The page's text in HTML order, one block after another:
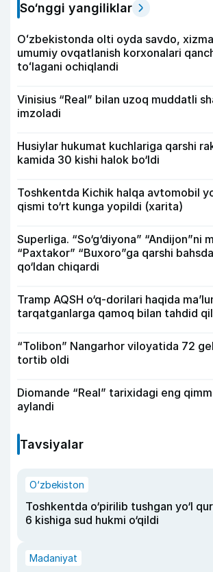
So‘nggi yangiliklar
Oʻzbekistonda olti oyda savdo,
umumiy ovqatlanish korxonalari
toʻlagani ochiqlandi
Vinisius “Real” bilan uzoq muddatli
imzoladi
Husiylar hukumat kuchlariga qarshi
kamida 30 kishi halok bo‘ldi
Toshkentda Kichik halqa avtomobil
qismi to‘rt kunga yopildi (xarita)
Superliga. “So‘g‘diyona” “Andijon”ni
“Paxtakor” “Buxoro”ga qarshi
qo‘ldan chiqardi
Tramp AQSH o‘q-dorilari haqida
tarqatganlarga qamoq bilan tahdid
“Tolibon” Nangarhor viloyatida 72
tortib oldi
Diomande “Real” tarixidagi eng
aylandi
Tavsiyalar
O‘zbekiston
Toshkentda o‘pirilib tushgan yo‘l
6 kishiga sud hukmi o‘qildi
Madaniyat